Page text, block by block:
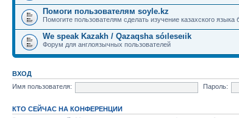
Помоги пользователям soyle.kz
Помогите пользователям сделать изучение казахского
We speak Kazakh / Qazaqsha sóıleseıik
Форум для англоязычных пользователей
ВХОД
Имя пользователя:
Пароль:
КТО СЕЙЧАС НА КОНФЕРЕНЦИИ